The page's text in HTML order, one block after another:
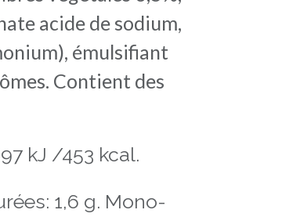
acide de sodium,
émulsifiant
Contient des
kJ /453 kcal.
1,6 g. Mono-